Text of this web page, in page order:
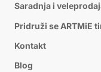
Saradnja i
Pridruži se ARTMiE
Kontakt
Blog